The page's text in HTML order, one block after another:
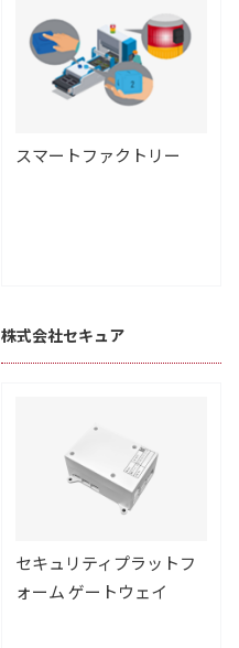
スマートファクトリー
株式会社セキュア
セキュリティプラットフ
ォーム ゲートウェイ